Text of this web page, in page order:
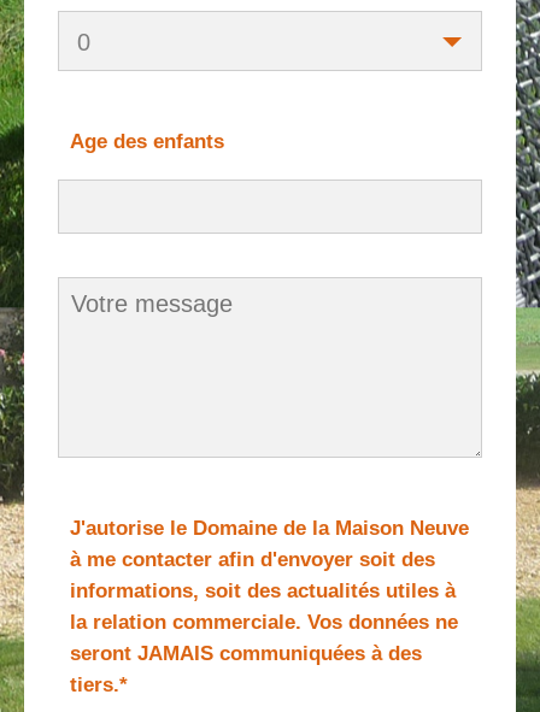
0
Age des enfants
J'autorise le Domaine de la Maison Neuve
à me contacter afin d'envoyer soit des
informations, soit des actualités utiles à
la relation commerciale. Vos données ne
seront JAMAIS communiquées à des
tiers.*